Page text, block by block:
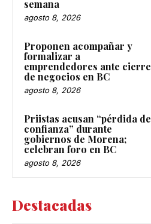
semana
agosto 8, 2026
Proponen acompañar y
formalizar a
emprendedores ante cierre
de negocios en BC
agosto 8, 2026
Priistas acusan “pérdida de
confianza” durante
gobiernos de Morena;
celebran foro en BC
agosto 8, 2026
Destacadas